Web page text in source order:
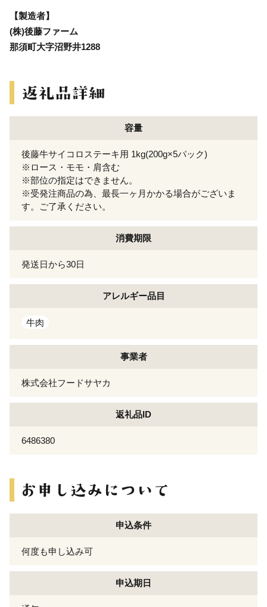
【製造者】
(株)後藤ファーム
那須町大字沼野井1288
容量
後藤牛サイコロステーキ用 1kg(200g×5パック)
※ロース・モモ・肩含む
※部位の指定はできません。
※受発注商品の為、最長一ヶ月かかる場合がございま
す。ご了承ください。
消費期限
発送日から30日
アレルギー品目
牛肉
事業者
株式会社フードサヤカ
返礼品ID
6486380
申込条件
何度も申し込み可
申込期日